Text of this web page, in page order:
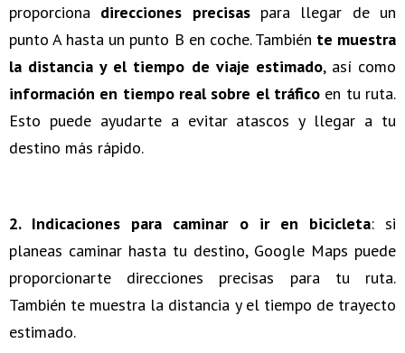
proporciona direcciones precisaspara llegar de un
punto A hasta un punto B en coche. También te muestra
la distancia y el tiempo de viaje estimado, así como
información en tiempo real sobre el tráfico en tu ruta.
Esto puede ayudarte a evitar atascos y llegar a tu
destino más rápido.
2. Indicaciones para caminar o ir en bicicleta: si
planeas caminar hasta tu destino, Google Maps puede
proporcionarte direcciones precisas para tu ruta.
También te muestra la distancia y el tiempo de trayecto
estimado.